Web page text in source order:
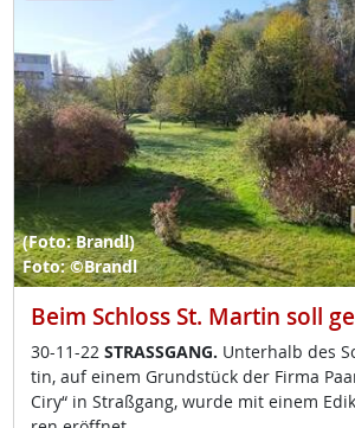
(Foto: Brandl)
Foto: ©Brandl
Beim Schloss St. Martin soll
30-11-22 STRASS­GANG. Un­ter­halb des
tin, auf ei­nem Grund­stück der Fir­ma
Ciry“ in Straß­gang, wur­de mit ei­nem